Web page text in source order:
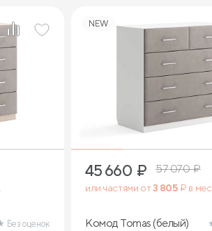
Без оценок
NEW
45 660 ₽ 57 070₽
или частями от3 805 ₽ в мес.
Комод Tomas (белый)